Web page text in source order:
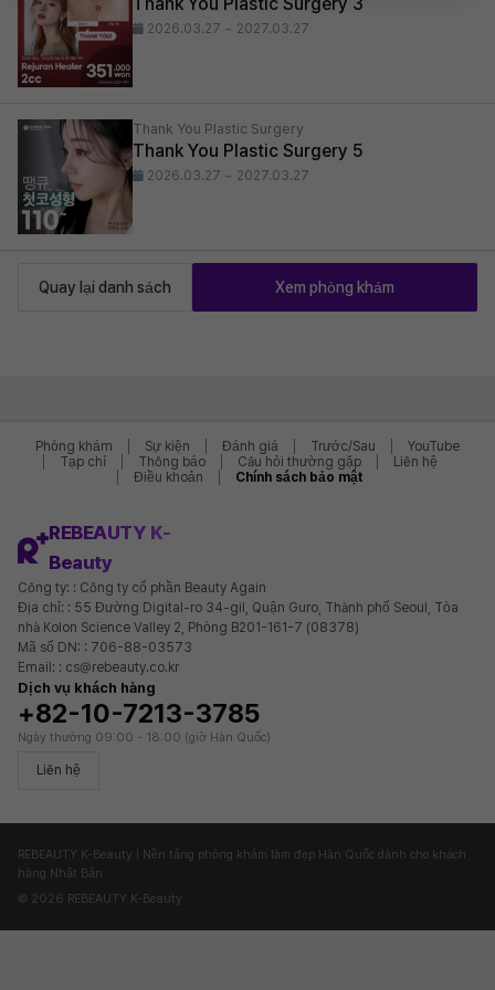
2026.03.27 ~ 2027.03.27
Thank You Plastic Surgery
Thank You Plastic Surgery 5
2026.03.27 ~ 2027.03.27
Quay lại danh sách Xem phòng khám
Phòng khám Sự kiện Đánh giá Trước/Sau
YouTube
Tạp chí
Thông báo Câu hỏi thường gặp
Liên hệ
Điều khoản
Chính sách bảo mật
REBEAUTY K-
Beauty
Công ty: : Công ty cổ phần Beauty Again
Địa chỉ: : 55 Đường Digital-ro 34-gil, Quận Guro, Thành phố Seoul, Tòa
nhà Kolon Science Valley 2, Phòng B201-161-7 (08378)
Mã số DN: : 706-88-03573
Email: : cs@rebeauty.co.kr
Dịch vụ khách hàng
+82-10-7213-3785
Ngày thường 09:00 - 18:00 (giờ Hàn Quốc)
Liên hệ
REBEAUTY K-Beauty | Nền tảng phòng khám làm đẹp Hàn Quốc dành cho khách
hàng Nhật Bản
© 2026 REBEAUTY K-Beauty